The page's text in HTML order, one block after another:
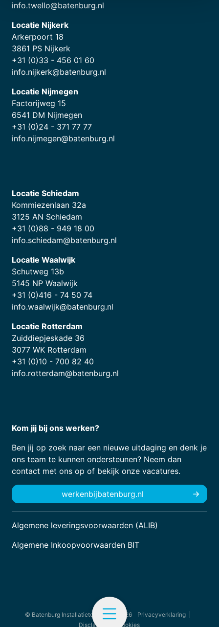
info.twello@batenburg.nl
Locatie Nijkerk
Arkerpoort 18
3861 PS Nijkerk
+31 (0)33 - 456 01 60
info.nijkerk@batenburg.nl
Locatie Nijmegen
Factorijweg 15
6541 DM Nijmegen
+31 (0)24 - 371 77 77
info.nijmegen@batenburg.nl
Locatie Schiedam
Kommiezenlaan 32a
3125 AN Schiedam
+31 (0)88 - 949 18 00
info.schiedam@batenburg.nl
Locatie Waalwijk
Schutweg 13b
5145 NP Waalwijk
+31 (0)416 - 74 50 74
info.waalwijk@batenburg.nl
Locatie Rotterdam
Zuiddiepjeskade 36
3077 WK Rotterdam
+31 (0)10 - 700 82 40
info.rotterdam@batenburg.nl
Kom jij bij ons werken?
Ben jij op zoek naar een nieuwe uitdaging en denk je
ons team te kunnen ondersteunen? Neem dan
contact met ons op of bekijk onze vacatures.
werkenbijbatenburg.nl
Algemene leveringsvoorwaarden (ALIB)
Algemene Inkoopvoorwaarden BIT
© Batenburg Installatietechniek - 2026
Privacyverklaring
Disclaimer
Cookies